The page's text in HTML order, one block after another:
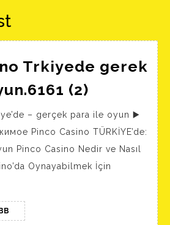
Trkiyede gerek
(2)
Trkiyede
gerek
para
ile
oyun.6161
– gerçek para ile oyun ▶️
Pinco Casino TÜRKİYE’de:
Pinco Casino Nedir ve Nasıl
Oynayabilmek İçin
OLVASSON
TOVÁBB